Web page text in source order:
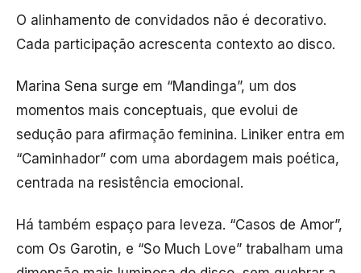
O alinhamento de convidados não é decorativo.
Cada participação acrescenta contexto ao disco.
Marina Sena surge em “Mandinga”, um dos
momentos mais conceptuais, que evolui de
sedução para afirmação feminina. Liniker entra em
“Caminhador” com uma abordagem mais poética,
centrada na resistência emocional.
Há também espaço para leveza. “Casos de Amor”,
com Os Garotin, e “So Much Love” trabalham uma